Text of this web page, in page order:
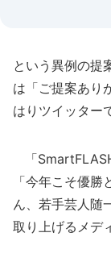
という異例の提
は「ご提案あり
はりツイッター
「
「今年こそ優
ん、若手芸人随
取り上げるメデ